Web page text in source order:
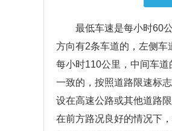
最低车速是每小时60
方向有2条车道的，左侧车
每小时110公里，中间车
一致的，按照道路限速标
设在高速公路或其他道路
在前方路况良好的情况下